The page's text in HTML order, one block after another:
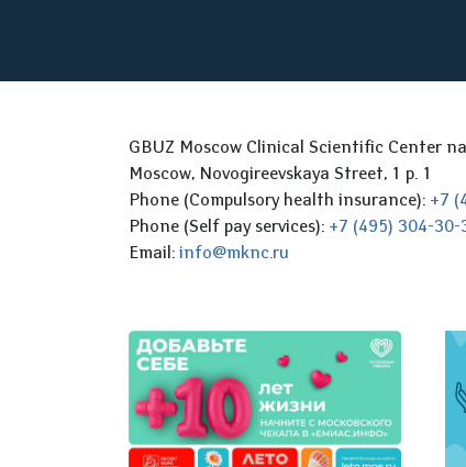
GBUZ Moscow Clinical Scientific Center
Moscow, Novogireevskaya Street, 1 p. 1
Phone (Compulsory health insurance): +7
Phone (Self pay services): +7 (495) 304-30-
Email: info@mknc.ru